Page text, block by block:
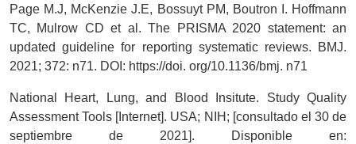
Page M.J, McKenzie J.E, Bossuyt PM, Boutron I. Hoffmann
TC, Mulrow CD et al. The PRISMA 2020 statement: an
updated guideline for reporting systematic reviews. BMJ.
2021; 372: n71. DOI: https://doi. org/10.1136/bmj. n71
National Heart, Lung, and Blood Insitute. Study Quality
Assessment Tools [Internet]. USA; NIH; [consultado el 30 de
septiembre de 2021]. Disponible en: